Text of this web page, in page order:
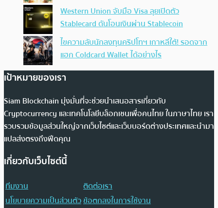
Western Union จับมือ Visa ลุยเปิดตัว
Stablecard ดันโอนเงินผ่าน Stablecoin
ไขความลับนักลงทุนคริปโทฯ เกาหลีใต้! รอดจาก
แฮก Coldcard Wallet ได้อย่างไร
เป้าหมายของเรา
Siam Blockchain มุ่งมั่นที่จะช่วยนำเสนอสารเกี่ยวกับ
Cryptocurrency และเทคโนโลยีบล็อกเชนเพื่อคนไทย ในภาษาไทย เรา
รวบรวมข้อมูลส่วนใหญ่จากเว็บไซต์และเว็บบอร์ดต่างประเทศและนำมา
แปลส่งตรงถึงฟีดคุณ
เกี่ยวกับเว็บไซต์นี้
ทีมงาน
ติดต่อเรา
นโยบายความเป็นส่วนตัวข้อตกลงในการใช้งาน